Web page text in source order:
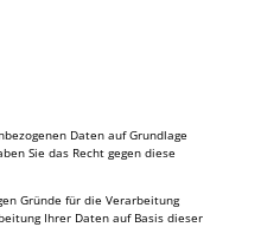
Daten auf Grundlage
Sie das Recht gegen diese
Gründe für die Verarbeitung
Ihrer Daten auf Basis dieser